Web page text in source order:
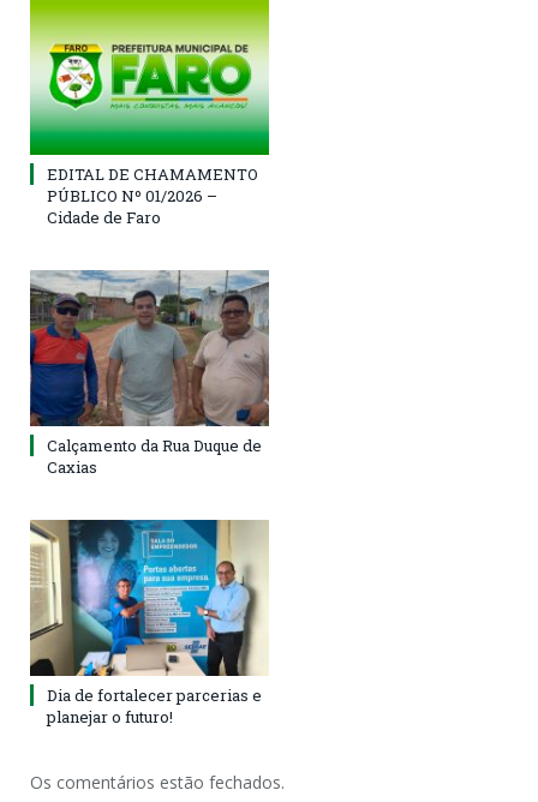
EDITAL DE CHAMAMENTO
PÚBLICO Nº 01/2026 –
Cidade de Faro
Calçamento da Rua Duque de
Caxias
Dia de fortalecer parcerias e
planejar o futuro!
Os comentários estão fechados.